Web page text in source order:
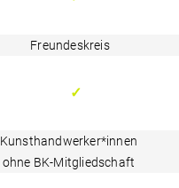
Freundeskreis
✓
Kunsthandwerker*innen
ohne BK-Mitgliedschaft